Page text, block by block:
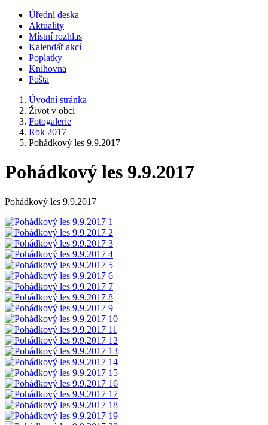
Úřední deska
Aktuality
Místní rozhlas
Kalendář akcí
Poplatky
Knihovna
Pošta
Úvodní stránka
Život v obci
Fotogalerie
Rok 2017
Pohádkový les 9.9.2017
Pohádkový les 9.9.2017
Pohádkový les 9.9.2017